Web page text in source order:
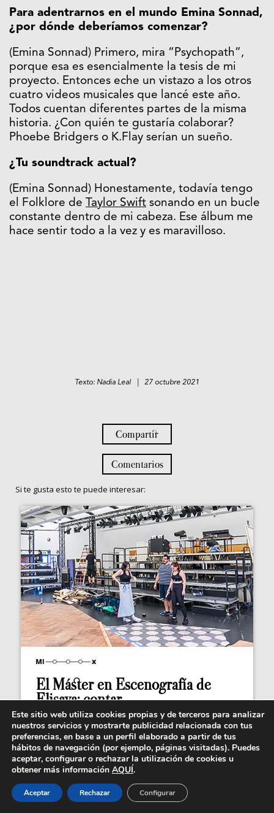
Para adentrarnos en el mundo Emina Sonnad,
¿por dónde deberíamos comenzar?
(Emina Sonnad) Primero, mira “Psychopath”,
porque esa es esencialmente la tesis de mi
proyecto. Entonces eche un vistazo a los otros
cuatro videos musicales que lancé este año.
Todos cuentan diferentes partes de la misma
historia. ¿Con quién te gustaría colaborar?
Phoebe Bridgers o K.Flay serían un sueño.
¿Tu soundtrack actual?
(Emina Sonnad) Honestamente, todavía tengo
el Folklore de
Taylor Swift sonando en un bucle
constante dentro de mi cabeza. Ese álbum me
hace sentir todo a la vez y es maravilloso.
Texto: Nadia Leal | 27 octubre 2021
Compartir
Comentarios
Si te gusta esto te puede interesar:
El Máster en Escenografía de
Elisava: contar...
El Máster en Diseño Escenográfico de Elisava
profundiza en la intersección entre exploración...
Este sitio web utiliza cookies propias y de terceros para analizar
nuestros servicios y mostrarte publicidad relacionada con tus
preferencias, en base a un perfil elaborado a partir de tus
hábitos de navegación (por ejemplo, páginas visitadas). Puedes
aceptar, configurar o rechazar la utilización de cookies u
obtener más información AQUÍ.
Aceptar Rechazar Configurar